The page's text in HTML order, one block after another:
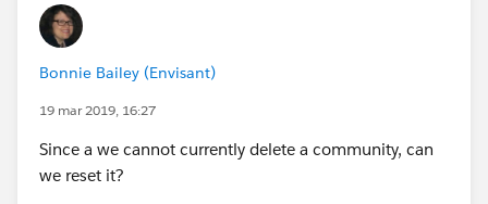
Bonnie Bailey (Envisant)
19 mar 2019, 16:27
Since a we cannot currently delete a community, can
we reset it?